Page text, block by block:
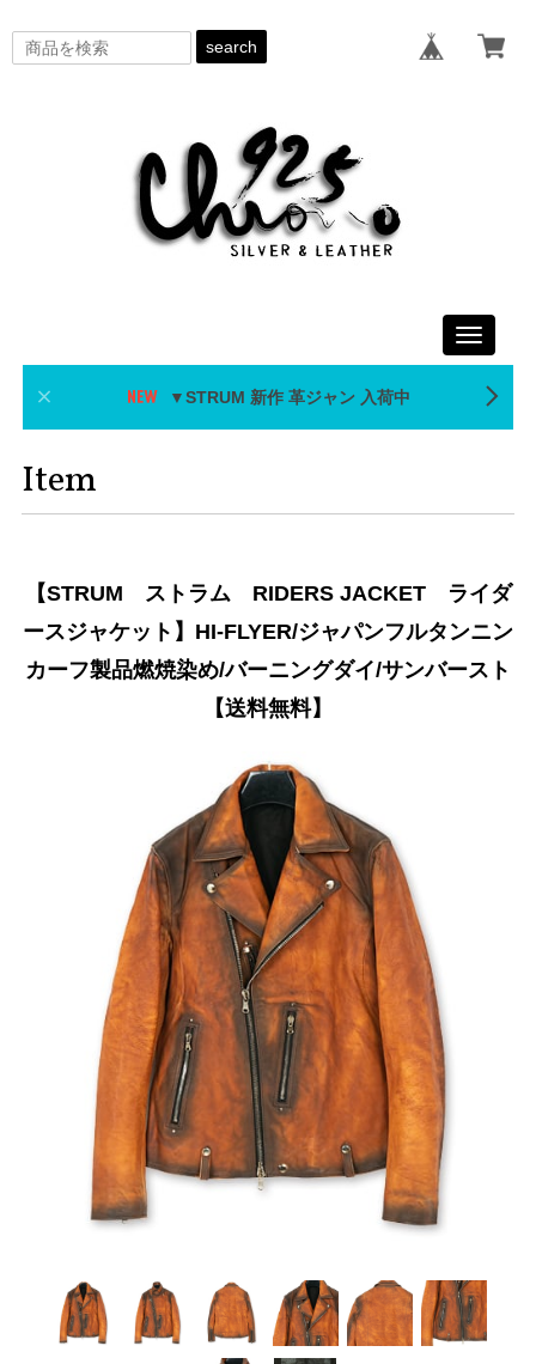
search
Toggle
▼STRUM 新作 革ジャン 入荷中
Item
【STRUM ストラム RIDERS JACKET ライダ
ースジャケット】HI-FLYER/ジャパンフルタンニン
カーフ製品燃焼染め/バーニングダイ/サンバースト
【送料無料】